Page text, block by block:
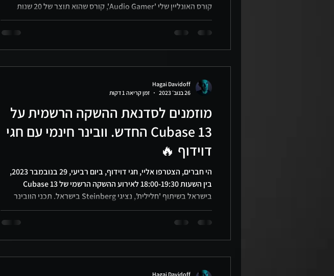
קורס האונליין שלי 'Audio Gamer', קורס שהוא תוצר של 20 שנות
עשייה בתחום והוראה במכללות הגדולות ביותר בישראל. בקורס זה אני
מציג את מאחורי הקלעים של יצירת מוזיקה למשחקי וידאו. מהלחנת
בקורס תלמדו: יצירת מוזיקה ו-SFX דינמיים ואדפטיביים עבודה עם
תוכנות הס
מוזמנים לסדנאת ההשקה הרשמית על
Cubase 13 החדש. וובינר חינמי עם חגי
דוידוף 🔥
הי חברים, הצטרפו אליי, חגי דוידוף, ביום רביעי, 29 בנובמבר 2023,
בין השעות 18:00-19:30 לאירוע ההשקה הרשמי של Cubase 13
בישראל בשיתוף 'חלילית', נציגי Steinberg בישראל. תכני הוובינר
סקירה מעמיקה של הכלים והעדכונים האחרונים ב-Cubase 13. טיפים
מקומכם. הזינו את הפרטים שלכם, ותקבלו הודעת דוא"ל עם הקישור
לוובינר. הכינו את הש
Hagai Davidoff
26 בנוב׳ 2023
זמן קריאה 1 דקות
Hagai Davidoff